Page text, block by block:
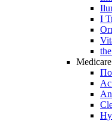
I
Medicare